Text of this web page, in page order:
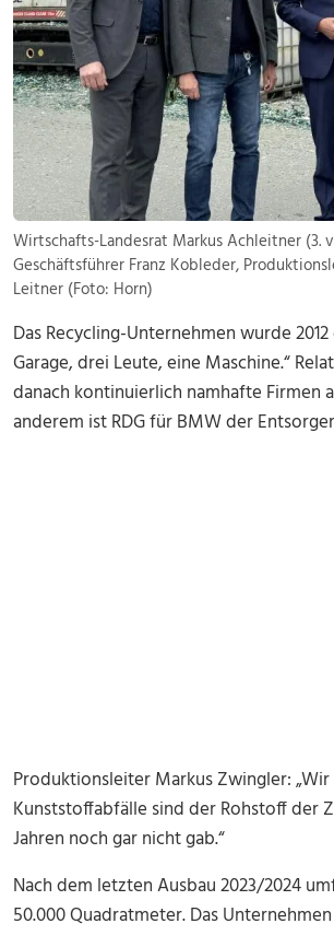
Wirtschafts-Landesrat Markus Achleitner (3.
Geschäftsführer Franz Kobleder,
Leitner (Foto: Horn)
Das Recycling-Unternehmen wurde
Garage, drei Leute, eine Maschine.“
danach kontinuierlich namhafte Firmen
anderem ist RDG für BMW der
Produktionsleiter Markus Zwingler:
Kunststoffabfälle sind der Rohstoff der
Jahren noch gar nicht gab.“
Nach dem letzten Ausbau 2023/2024
50.000 Quadratmeter. Das